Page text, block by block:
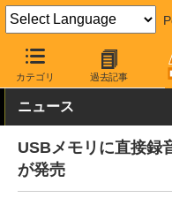
カテゴリ 過去記事
AKIBA PC Hotline! モバイル
ニュース
USBメモリに直接録
が発売